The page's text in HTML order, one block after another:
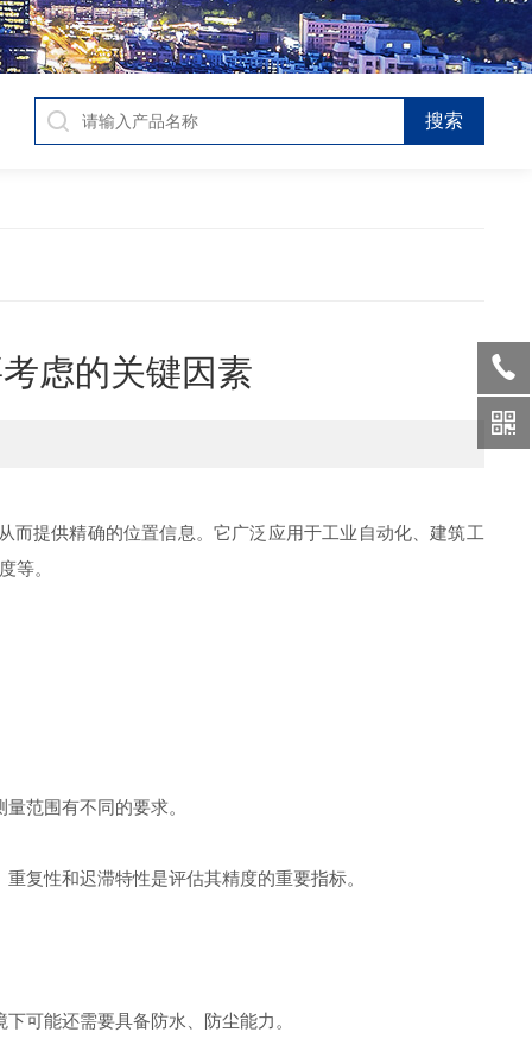
虑的关键因素
提供精确的位置信息。它广泛应用于工业自动化、建筑工
等。
范围有不同的要求。
复性和迟滞特性是评估其精度的重要指标。
可能还需要具备防水、防尘能力。